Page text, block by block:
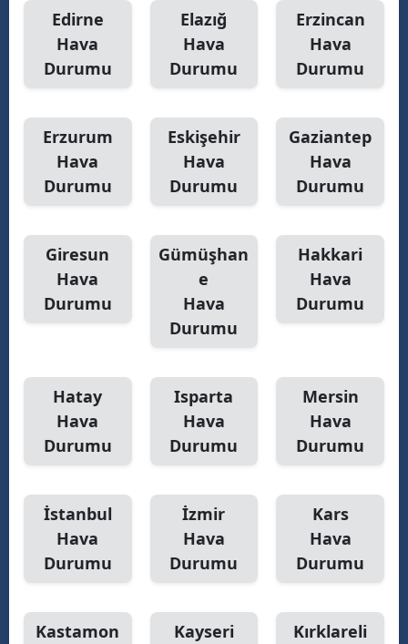
Edirne
Hava
Durumu
Elazığ
Hava
Durumu
Erzincan
Hava
Durumu
Erzurum
Hava
Durumu
Eskişehir
Hava
Durumu
Gaziantep
Hava
Durumu
Giresun
Hava
Durumu
Gümüşhan
e
Hava
Durumu
Hakkari
Hava
Durumu
Hatay
Hava
Durumu
Isparta
Hava
Durumu
Mersin
Hava
Durumu
İstanbul
Hava
Durumu
İzmir
Hava
Durumu
Kars
Hava
Durumu
Kastamon
Kayseri
Kırklareli